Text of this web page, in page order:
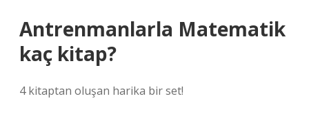
Antrenmanlarla Matematik
kaç kitap?
4 kitaptan oluşan harika bir set!